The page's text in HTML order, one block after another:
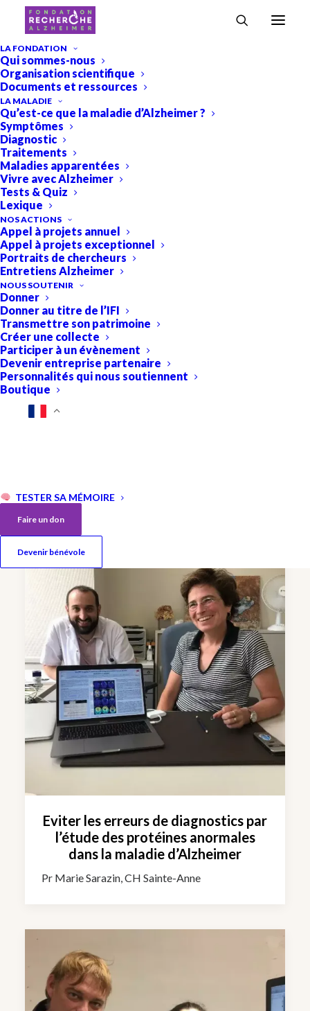
LA FONDATION
Qui sommes-nous
Organisation scientifique
Documents et ressources
LA MALADIE
Qu’est-ce que la maladie d’Alzheimer ?
Symptômes
Diagnostic
Traitements
Maladies apparentées
Vivre avec Alzheimer
Tests & Quiz
Lexique
NOS ACTIONS
Appel à projets annuel
Appel à projets exceptionnel
Portraits de chercheurs
Entretiens Alzheimer
NOUS SOUTENIR
Donner
Donner au titre de l’IFI
Transmettre son patrimoine
Créer une collecte
Participer à un évènement
Devenir entreprise partenaire
Personnalités qui nous soutiennent
Boutique
TESTER SA MÉMOIRE
Faire un don
Devenir bénévole
Tous Projets Projets 2018
Projets 2020
Projets 2021
Projets 2023
Projets 2026
Eviter les erreurs de diagnostics par
l’étude des protéines anormales
dans la maladie d’Alzheimer
Pr Marie Sarazin, CH Sainte-Anne